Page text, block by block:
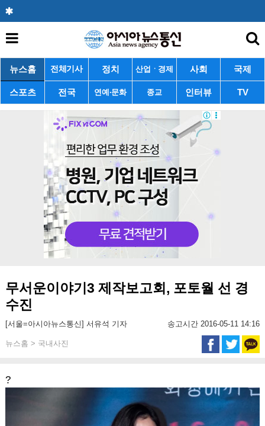
뉴스홈 전체기사 정치 산업ㆍ경제 사회 국제
스포츠 전국 연예·문화 종교 인터뷰 TV
무서운이야기3 제작보고회, 포토월 선 경
수진
[서울=아시아뉴스통신] 서유석 기자 송고시간 2016-05-11 14:16
뉴스홈 > 국내사진
?